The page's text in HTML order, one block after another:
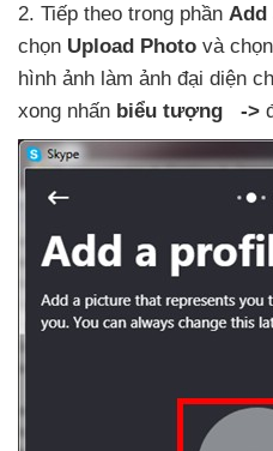
2. Tiếp theo trong phần
chọn Upload Photo và
hình ảnh làm ảnh đại diện
xong nhấn biểu tượng ->